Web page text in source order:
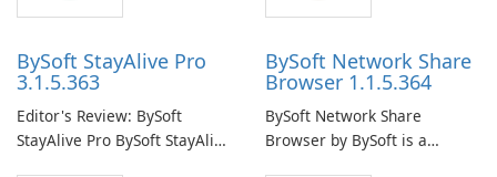
BySoft StayAlive Pro
3.1.5.363
Editor's Review: BySoft
StayAlive Pro BySoft StayAlive
BySoft Network Share
Browser 1.1.5.364
BySoft Network Share
Browser by BySoft is a